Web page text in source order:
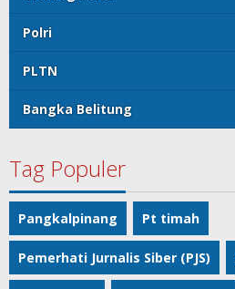
Polri
PLTN
Bangka Belitung
Tag Populer
Pangkalpinang Pt timah
Pemerhati Jurnalis Siber (PJS)